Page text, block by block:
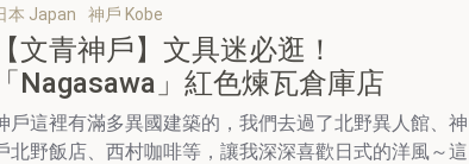
本 Japan 神戶 Kobe
文青神戶】文具迷必逛！
Nagasawa」紅色煉瓦倉庫店
戶這裡有滿多異國建築的，我們去過了北野異人館、神
北野飯店、西村咖啡等，讓我深深喜歡日式的洋風～這